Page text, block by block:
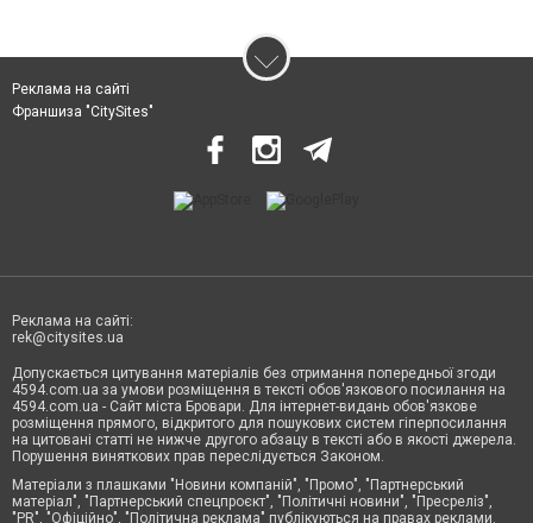
Реклама на сайті
Франшиза "CitySites"
Реклама на сайті:
rek@citysites.ua
Допускається цитування матеріалів без отримання попередньої згоди
4594.com.ua за умови розміщення в тексті обов'язкового посилання на
4594.com.ua - Сайт міста Бровари. Для інтернет-видань обов'язкове
розміщення прямого, відкритого для пошукових систем гіперпосилання
на цитовані статті не нижче другого абзацу в тексті або в якості джерела.
Порушення виняткових прав переслідується Законом.
Матеріали з плашками "Новини компаній", "Промо", "Партнерський
матеріал", "Партнерський спецпроєкт", "Політичні новини", "Пресреліз",
"PR", "Офіційно", "Політична реклама" публікуються на правах реклами.